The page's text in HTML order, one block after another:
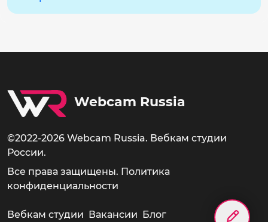
Webcam Russia
©2022-2026 Webcam Russia. Вебкам студии
России.
Все права защищены. Политика
конфиденциальности
Вебкам студии Вакансии Блог